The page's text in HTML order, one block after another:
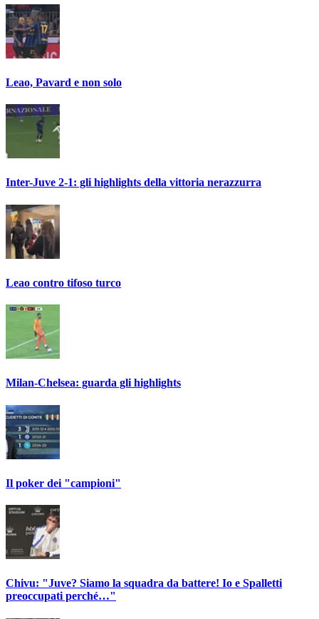
Leao, Pavard e non solo
Inter-Juve 2-1: gli highlights della vittoria nerazzurra
Leao contro tifoso turco
Milan-Chelsea: guarda gli highlights
Il poker dei "campioni"
Chivu: "Juve? Siamo la squadra da battere! Io e Spalletti
preoccupati perché…"